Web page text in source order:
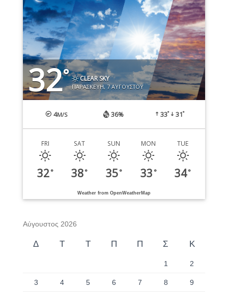
32° CLEAR SKY
ΠΑΡΑΣΚΕΥΉ, 7 ΑΥΓΟΎΣΤΟΥ
4M/S 36% 33° 31°
FRI
32°
SAT
38°
SUN
35°
MON
33 °
TUE
34°
Weather from OpenWeatherMap
Αύγουστος 2026
Δ Τ Τ Π Π Σ Κ
1 2
3 4 5 6 7 8 9